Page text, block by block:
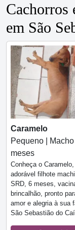
Cachorros
em São
Caramelo
Pequeno |
meses
Conheça o
adorável filhote
SRD, 6 meses,
brincalhão, pronto
amor e alegria à sua
São Sebastião do Caí.